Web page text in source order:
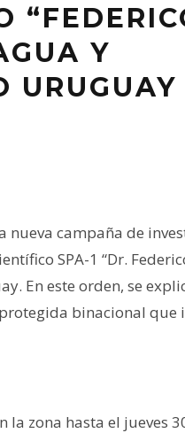
Y
URUGUAY
nueva campaña de
SPA-1 “Dr.
En este orden, se
binacional que
zona hasta el jueves